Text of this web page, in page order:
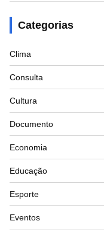
Categorias
Clima
Consulta
Cultura
Documento
Economia
Educação
Esporte
Eventos